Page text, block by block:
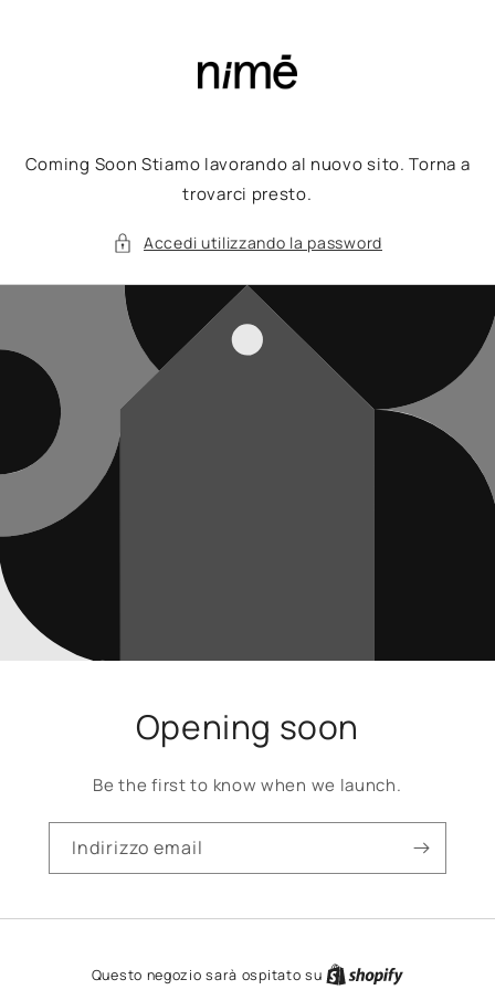
Coming Soon Stiamo lavorando al nuovo sito. Torna a
trovarci presto.
Accedi utilizzando la password
Opening soon
Be the first to know when we launch.
Indirizzo email
Questo negozio sarà ospitato su